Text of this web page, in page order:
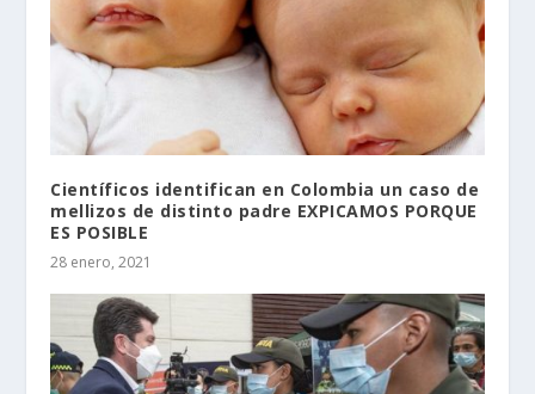
Científicos identifican en Colombia un caso de
mellizos de distinto padre EXPICAMOS PORQUE
ES POSIBLE
28 enero, 2021